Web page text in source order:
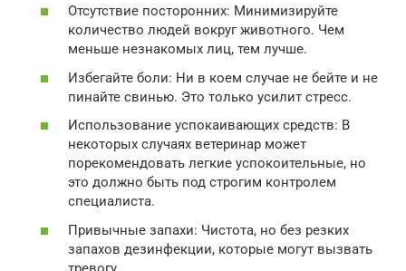
Отсутствие посторонних: Минимизируйте
количество людей вокруг животного. Чем
меньше незнакомых лиц, тем лучше.
Избегайте боли: Ни в коем случае не бейте и не
пинайте свинью. Это только усилит стресс.
Использование успокаивающих средств: В
некоторых случаях ветеринар может
порекомендовать легкие успокоительные, но
это должно быть под строгим контролем
специалиста.
Привычные запахи: Чистота, но без резких
запахов дезинфекции, которые могут вызвать